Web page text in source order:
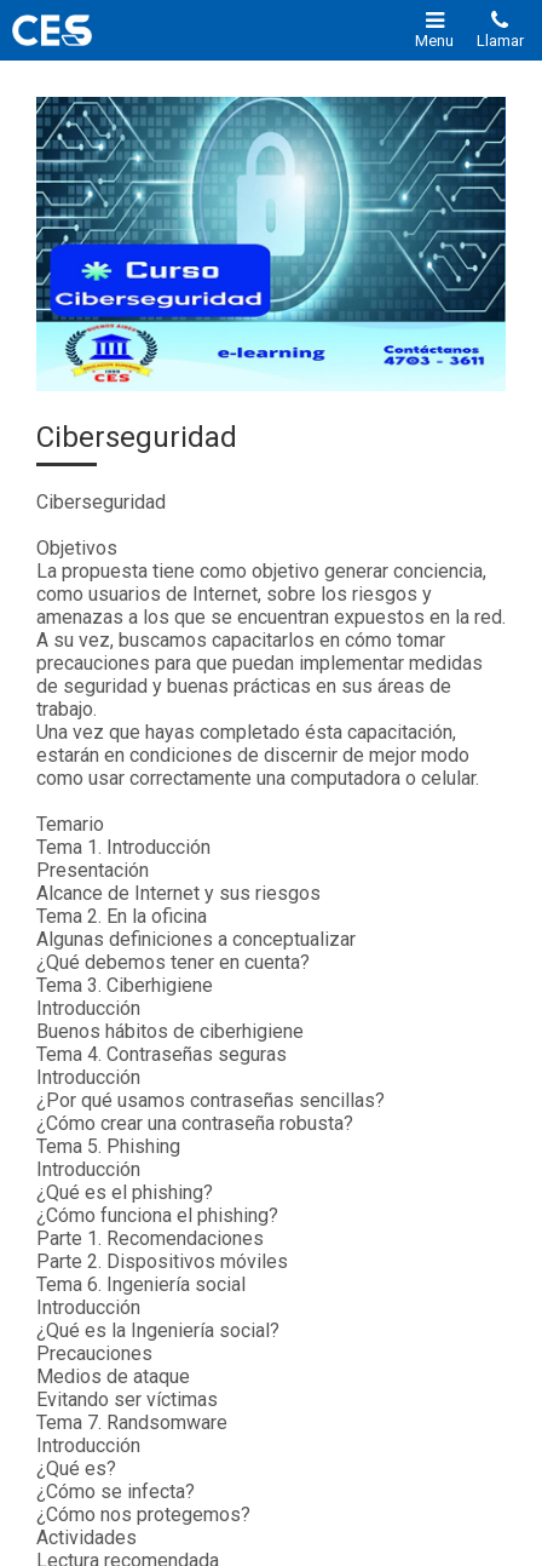
Menu Llamar
Ciberseguridad
Ciberseguridad
Objetivos
La propuesta tiene como objetivo generar conciencia,
como usuarios de Internet, sobre los riesgos y
amenazas a los que se encuentran expuestos en la red.
A su vez, buscamos capacitarlos en cómo tomar
precauciones para que puedan implementar medidas
de seguridad y buenas prácticas en sus áreas de
trabajo.
Una vez que hayas completado ésta capacitación,
estarán en condiciones de discernir de mejor modo
como usar correctamente una computadora o celular.
Temario
Tema 1. Introducción
Presentación
Alcance de Internet y sus riesgos
Tema 2. En la oficina
Algunas definiciones a conceptualizar
¿Qué debemos tener en cuenta?
Tema 3. Ciberhigiene
Introducción
Buenos hábitos de ciberhigiene
Tema 4. Contraseñas seguras
Introducción
¿Por qué usamos contraseñas sencillas?
¿Cómo crear una contraseña robusta?
Tema 5. Phishing
Introducción
¿Qué es el phishing?
¿Cómo funciona el phishing?
Parte 1. Recomendaciones
Parte 2. Dispositivos móviles
Tema 6. Ingeniería social
Introducción
¿Qué es la Ingeniería social?
Precauciones
Medios de ataque
Evitando ser víctimas
Tema 7. Randsomware
Introducción
¿Qué es?
¿Cómo se infecta?
¿Cómo nos protegemos?
Actividades
Lectura recomendada